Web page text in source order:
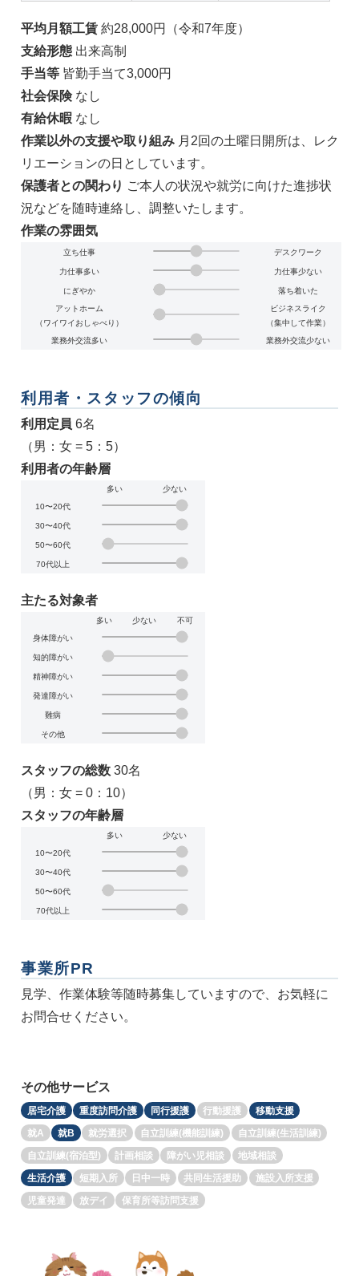
平均月額工賃 約28,000円（令和7年度）
支給形態 出来高制
手当等 皆勤手当て3,000円
社会保険なし
有給休暇 なし
作業以外の支援や取り組み 月2回の土曜日開所は、レク
リエーションの日としています。
保護者との関わり ご本人の状況や就労に向けた進捗状
況などを随時連絡し、調整いたします。
作業の雰囲気
立ち仕事 デスクワーク
力仕事多い 力仕事少ない
にぎやか
落ち着いた
アットホーム
（ワイワイおしゃべり）
ビジネスライク
（集中して作業）
業務外交流多い
業務外交流少ない
利用者・スタッフの傾向
利用定員 6名
（男：女 = 5：5）
利用者の年齢層
多い
少ない
10〜20代
30〜40代
50〜60代
70代以上
主たる対象者
多い 少ない
不可
身体障がい
知的障がい
精神障がい
発達障がい
難病
その他
スタッフの総数 30名
（男：女 = 0：10）
スタッフの年齢層
多い
少ない
10〜20代
30〜40代
50〜60代
70代以上
事業所PR
見学、作業体験等随時募集していますので、お気軽に
お問合せください。
その他サービス
居宅介護 重度訪問介護 同行援護 行動援護
移動支援
就A
就B 就労選択 自立訓練(機能訓練)
自立訓練(生活訓練)
自立訓練(宿泊型)
計画相談 障がい児相談
地域相談
生活介護
短期入所 日中一時 共同生活援助
施設入所支援
児童発達
放デイ 保育所等訪問支援